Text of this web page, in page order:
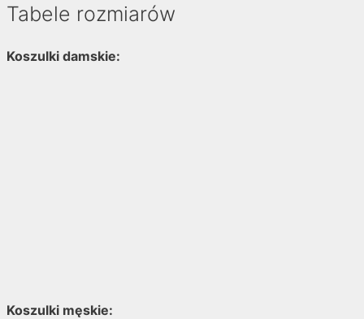
Tabele rozmiarów
Koszulki damskie:
Koszulki męskie: